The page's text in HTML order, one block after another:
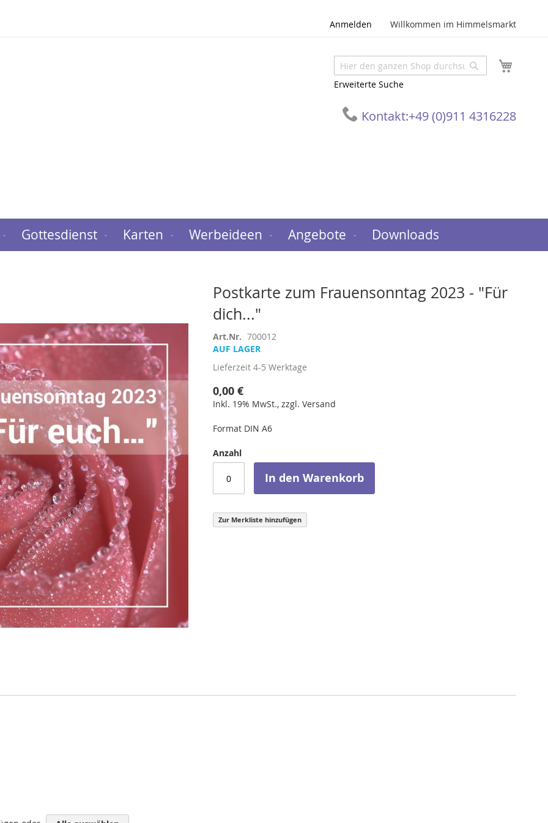
Anmelden Willkommen im Himmelsmarkt
Suche
Erweiterte Suche
Suche
Kontakt:+49 (0)911 4316228
Gottesdienst Karten Werbeideen Angebote Downloads
Postkarte zum Frauensonntag 2023 - "Für
dich..."
Art.Nr. 700012
AUF LAGER
Lieferzeit 4-5 Werktage
0,00 €
Inkl. 19% MwSt., zzgl. Versand
Format DIN A6
Anzahl
In den Warenkorb
Zur Merkliste hinzufügen